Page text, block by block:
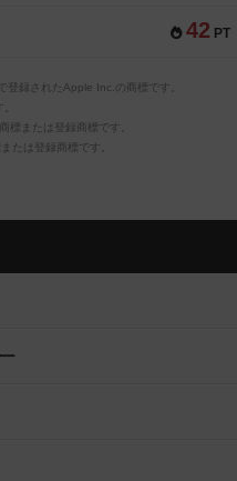
42 PT
録されたApple Inc.の商標です。
標または登録商標です。
たは登録商標です。